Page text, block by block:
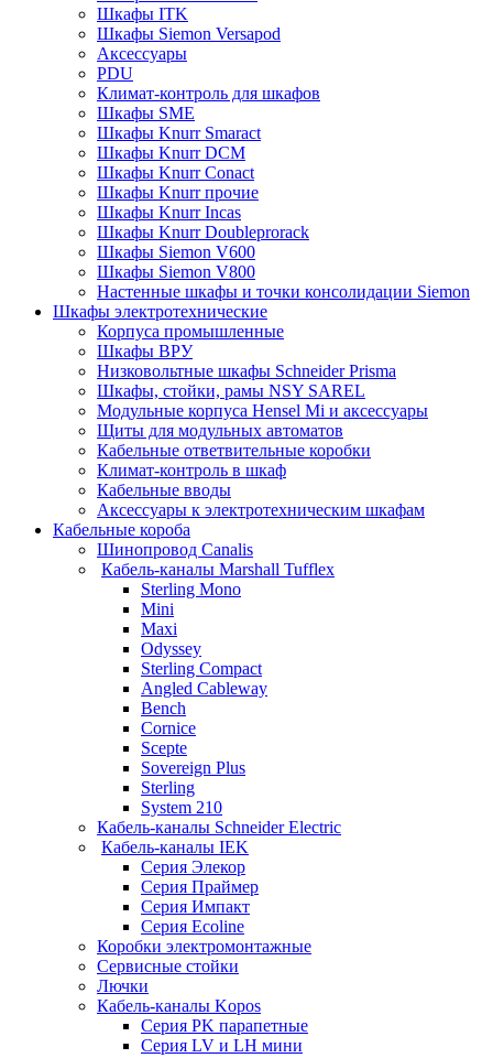
Шкафы ITK
Шкафы Siemon Versapod
Аксессуары
PDU
Климат-контроль для шкафов
Шкафы SME
Шкафы Knurr Smaract
Шкафы Knurr DCM
Шкафы Knurr Conact
Шкафы Knurr прочие
Шкафы Knurr Incas
Шкафы Knurr Doubleprorack
Шкафы Siemon V600
Шкафы Siemon V800
Настенные шкафы и точки консолидации Siemon
Шкафы электротехнические
Корпуса промышленные
Шкафы ВРУ
Низковольтные шкафы Schneider Prisma
Шкафы, стойки, рамы NSY SAREL
Модульные корпуса Hensel Mi и аксессуары
Щиты для модульных автоматов
Кабельные ответвительные коробки
Климат-контроль в шкаф
Кабельные вводы
Аксессуары к электротехническим шкафам
Кабельные короба
Шинопровод Canalis
Кабель-каналы Marshall Tufflex
Sterling Mono
Mini
Maxi
Odyssey
Sterling Compact
Angled Cableway
Bench
Cornice
Scepte
Sovereign Plus
Sterling
System 210
Кабель-каналы Schneider Electric
Кабель-каналы IEK
Серия Элекор
Серия Праймер
Серия Импакт
Серия Ecoline
Коробки электромонтажные
Сервисные стойки
Лючки
Кабель-каналы Kopos
Серия PK парапетные
Серия LV и LH мини